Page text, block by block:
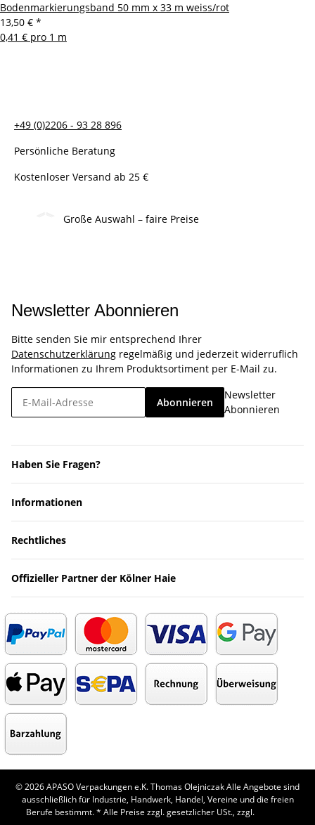
Bodenmarkierungsband 50 mm x 33 m weiss/rot
13,50 € *
0,41 € pro 1 m
+49 (0)2206 - 93 28 896
Persönliche Beratung
Kostenloser Versand ab 25 €
Große Auswahl – faire Preise
Newsletter Abonnieren
Bitte senden Sie mir entsprechend Ihrer
Datenschutzerklärung regelmäßig und jederzeit widerruflich
Informationen zu Ihrem Produktsortiment per E-Mail zu.
Abonnieren
Newsletter
Abonnieren
Haben Sie Fragen?
Informationen
Rechtliches
Offizieller Partner der Kölner Haie
© 2026 APASO Verpackungen e.K. Thomas Olejniczak Alle Angebote sind
ausschließlich für Industrie, Handwerk, Handel, Vereine und die freien
Berufe bestimmt.* Alle Preise zzgl. gesetzlicher USt., zzgl.